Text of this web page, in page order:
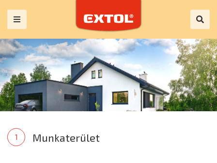
Munkaterület